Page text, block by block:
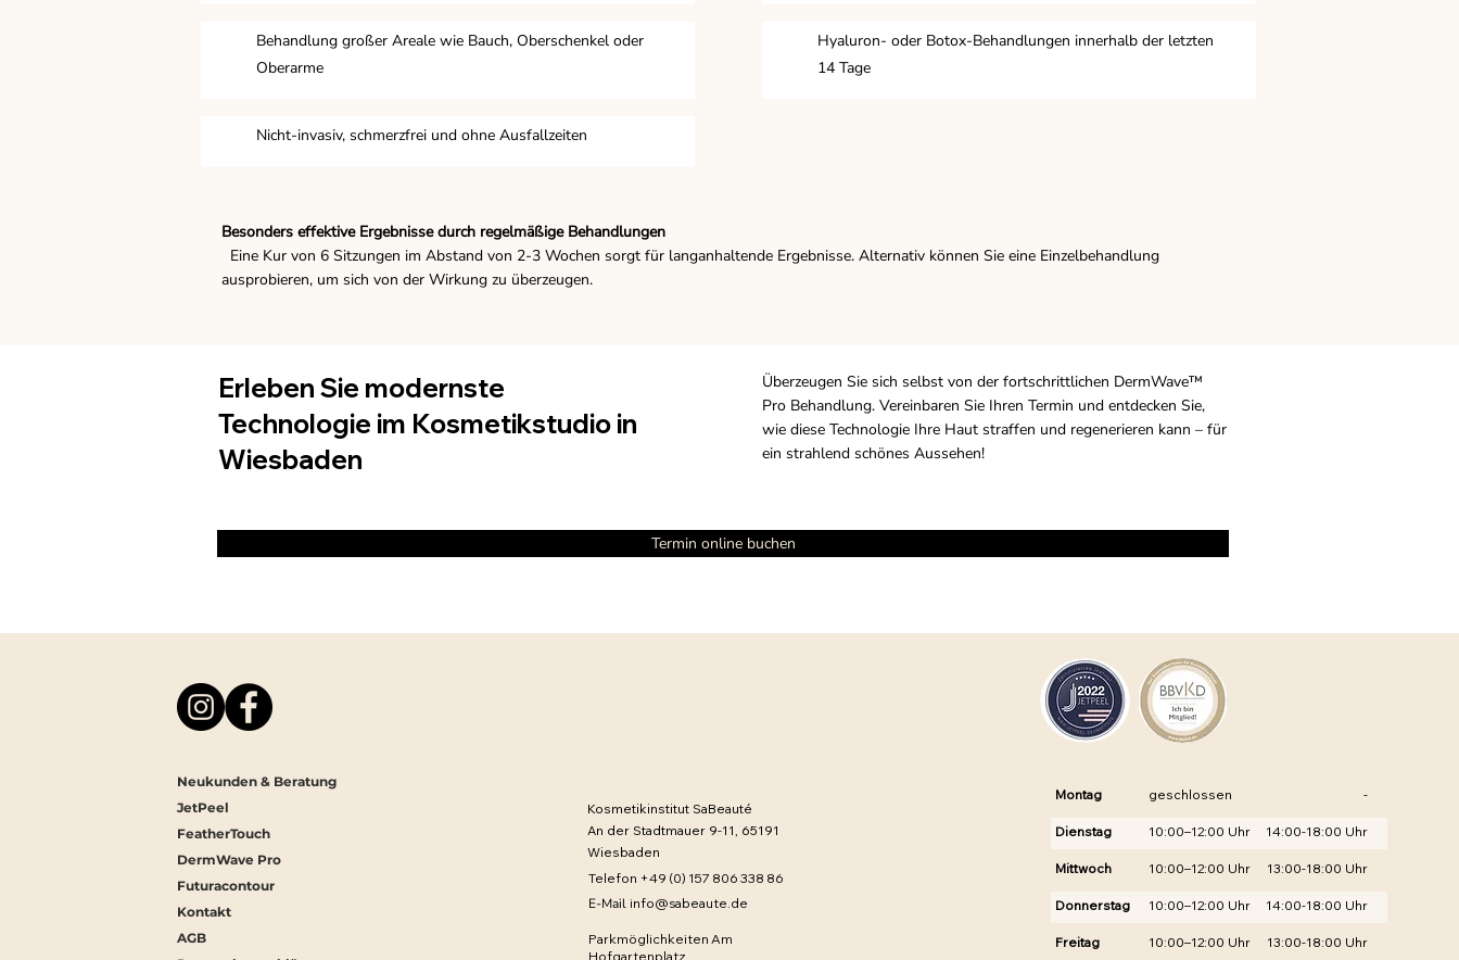
Behandlung großer Areale wie Bauch, Oberschenkel oder
Oberarme
Nicht-invasiv, schmerzfrei und ohne Ausfallzeiten
Hyaluron- oder Botox-Behandlungen innerhalb der letzten
14 Tage
Besonders effektive Ergebnisse durch regelmäßige Behandlungen
Eine Kur von 6 Sitzungen im Abstand von 2-3 Wochen sorgt für langanhaltende Ergebnisse. Alternativ können Sie eine Einzelbehandlung
ausprobieren, um sich von der Wirkung zu überzeugen.
Erleben Sie modernste
Technologie im Kosmetikstudio in
Wiesbaden
Überzeugen Sie sich selbst von der fortschrittlichen DermWave™
Pro Behandlung. Vereinbaren Sie Ihren Termin und entdecken Sie,
wie diese Technologie Ihre Haut straffen und regenerieren kann – für
ein strahlend schönes Aussehen!
Termin online buchen
Neukunden & Beratung
JetPeel
FeatherTouch
DermWave Pro
Futuracontour
Kontakt
AGB
Kosmetikinstitut SaBeauté
An der Stadtmauer 9-11, 65191
Wiesbaden
Telefon +49 (0) 157 806 338 86
E-Mailinfo@sabeaute.de
Parkmöglichkeiten Am
Hofgartenplatz
Montag geschlossen -
Dienstag 10:00–12:00 Uhr 14:00-18:00 Uhr
Mittwoch 10:00–12:00 Uhr 13:00-18:00 Uhr
Donnerstag 10:00–12:00 Uhr 14:00-18:00 Uhr
Freitag 10:00–12:00 Uhr 13:00-18:00 Uhr